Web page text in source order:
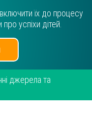
їх до процесу
успіхи дітей.
джерела та